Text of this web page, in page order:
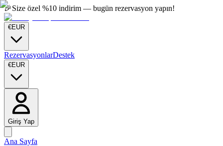
🎉Size özel %10 indirim — bugün rezervasyon yapın!
€EUR
RezervasyonlarDestek
€EUR
Giriş Yap
Ana Sayfa